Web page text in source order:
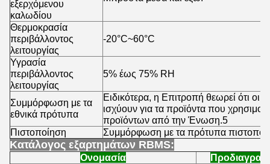
εξερχόμενου
καλωδίου
Θερμοκρασία
περιβάλλοντος
λειτουργίας
-20°C~60°C
Υγρασία
περιβάλλοντος
λειτουργίας
5% έως 75% RH
Συμμόρφωση με τα
εθνικά πρότυπα
Ειδικότερα, η Επιτροπή θεωρεί ότι οι
ισχύουν για τα προϊόντα που
προϊόντων από την Ένωση.5
Πιστοποίηση
Συμμόρφωση με τα πρότυπα
Κατάλογος εξαρτημάτων RBMS:
Ονομασία